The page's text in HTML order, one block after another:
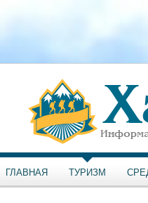
ГЛАВНАЯ ТУРИЗМ